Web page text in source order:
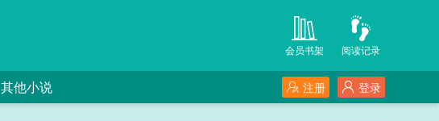
阅读记录
会员书架
其他小说 登录
注册